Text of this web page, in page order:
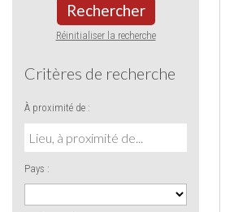
Rechercher
Réinitialiser la recherche
Critères de recherche
À proximité de :
Pays :